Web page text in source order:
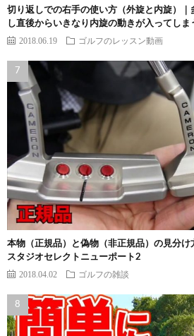
切り返しでの右手の使い方（外旋と内旋）
し直後からいきなり内旋の動きが入ってしま
2018.06.19 ゴルフのレッスン動画
本物（正規品）と偽物（非正規品）の見分
スタジオセレクトニューポート2
2018.04.02 ゴルフの雑談